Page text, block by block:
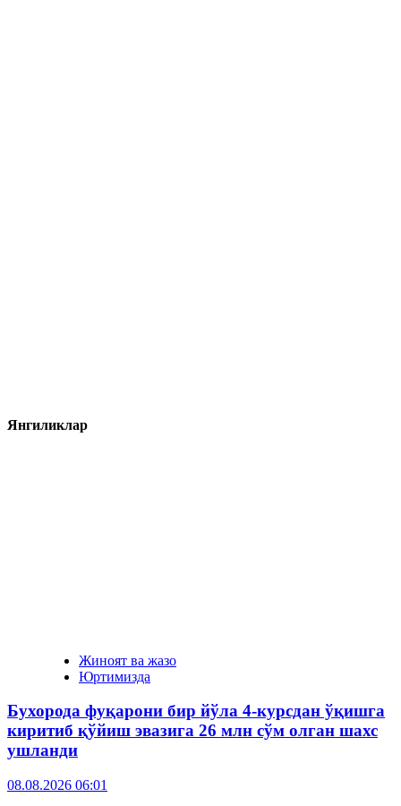
Янгиликлар
Жиноят ва жазо
Юртимизда
Бухорода фуқарони бир йўла 4-курсдан ўқишга
киритиб қўйиш эвазига 26 млн сўм олган шахс
ушланди
08.08.2026 06:01